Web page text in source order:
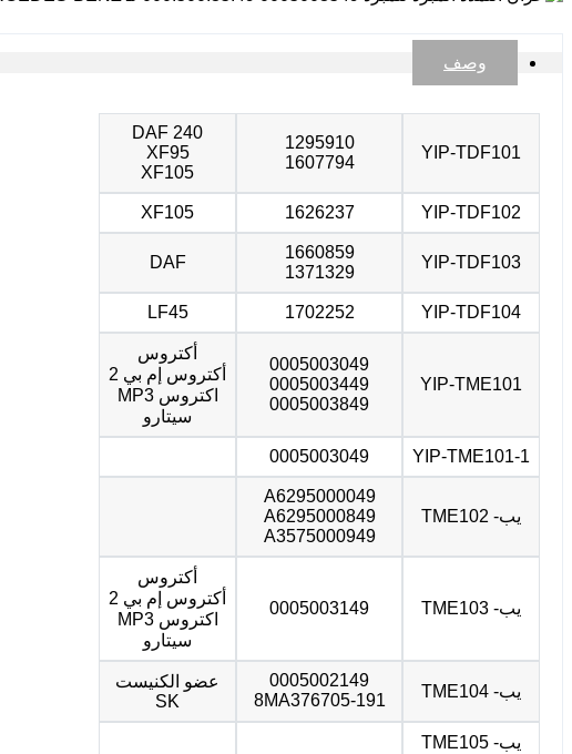
وصف
YIP-TDF101
1295910
1607794
DAF 240
XF95
XF105
YIP-TDF102
1626237
XF105
YIP-TDF103
1660859
1371329
DAF
YIP-TDF104
1702252
LF45
YIP-TME101
0005003049
0005003449
0005003849
أكتروس
أكتروس إم بي 2
اكتروس MP3
سيتارو
YIP-TME101-1
0005003049
يب- TME102
A6295000049
A6295000849
A3575000949
يب- TME103 0005003149
أكتروس
أكتروس إم بي 2
اكتروس MP3
سيتارو
يب- TME104
0005002149
8MA376705-191
عضو الكنيست
SK
يب- TME105